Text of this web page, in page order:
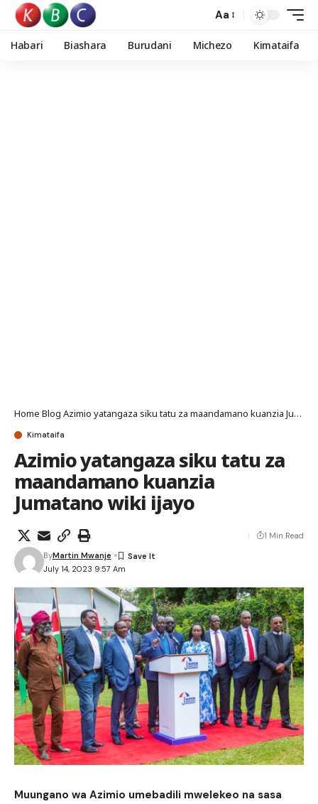
Aa
Habari Biashara Burudani Michezo Kimataifa
Home Blog Azimio yatangaza siku tatu za maandamano kuanzia Jumatano wiki ijayo
Kimataifa
Azimio yatangaza siku tatu za
maandamano kuanzia
Jumatano wiki ijayo
July 14, 2023 9:57 Am
ByMartin Mwanje
1 Min Read
Muungano wa Azimio umebadili mwelekeo na sasa